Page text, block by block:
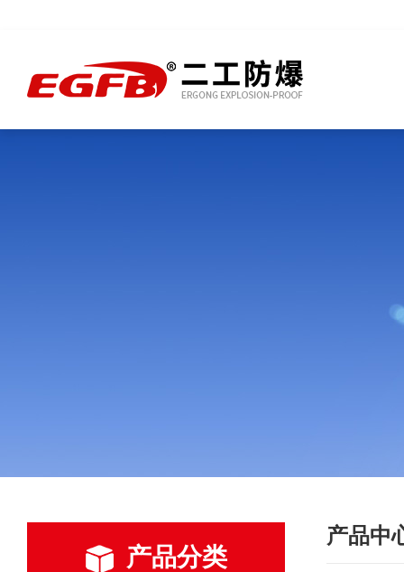
产品分类
产品中